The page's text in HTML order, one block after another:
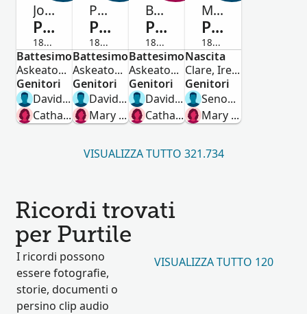
John
Purtile
1831-Deceduto/a
Maschio
Battesimo
Askeaton,Limerick,Ireland
Genitori
David Purtill
Catharine Meehen
Patrick
Purtile
1834-Deceduto/a
Maschio
Battesimo
Askeaton,Limerick,Ireland
Genitori
David Purtile
Mary Meehen
Bridget
Purtile
1839-Deceduto/a
Femmina
Battesimo
Askeaton,Limerick,Ireland
Genitori
David Purtill
Catharine Meehen
Maurice
Purtile
1879-Deceduto/a
Maschio
Nascita
Clare, Ireland
Genitori
Senon Purtile
Mary Purtile Purtile
VISUALIZZA TUTTO 321.734
Ricordi trovati
per Purtile
I ricordi possono
essere fotografie,
storie, documenti o
persino clip audio
VISUALIZZA TUTTO 120